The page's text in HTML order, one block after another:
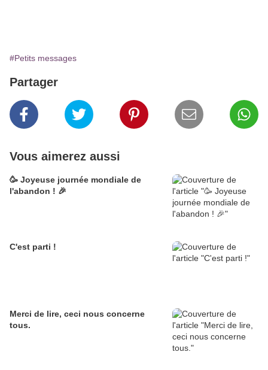
#Petits messages
Partager
Vous aimerez aussi
🥳 Joyeuse journée mondiale de
l'abandon ! 🎉
C'est parti !
Merci de lire, ceci nous concerne
tous.